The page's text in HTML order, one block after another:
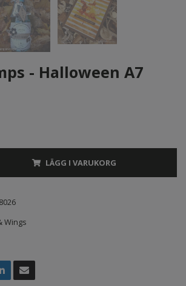
- Halloween A7
LÄGG I VARUKORG
Wings